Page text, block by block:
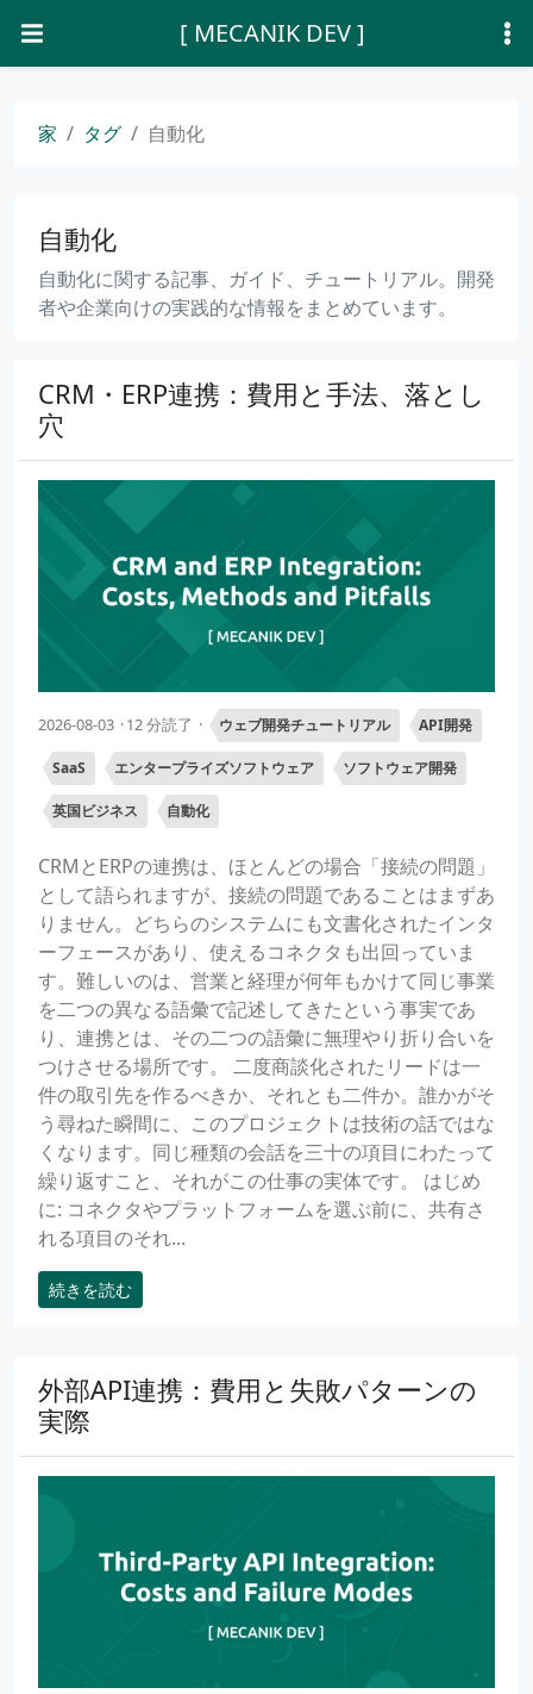
[ MECANIK DEV ]
家 タグ 自動化
自動化
自動化に関する記事、ガイド、チュートリアル。開発
者や企業向けの実践的な情報をまとめています。
CRM・ERP連携：費用と手法、落とし
穴
2026-08-03 12 分読了 ウェブ開発チュートリアル API開発
SaaS エンタープライズソフトウェア ソフトウェア開発
英国ビジネス 自動化
CRMとERPの連携は、ほとんどの場合「接続の問題」
として語られますが、接続の問題であることはまずあ
りません。どちらのシステムにも文書化されたインタ
ーフェースがあり、使えるコネクタも出回っていま
す。難しいのは、営業と経理が何年もかけて同じ事業
を二つの異なる語彙で記述してきたという事実であ
り、連携とは、その二つの語彙に無理やり折り合いを
つけさせる場所です。 二度商談化されたリードは一
件の取引先を作るべきか、それとも二件か。誰かがそ
う尋ねた瞬間に、このプロジェクトは技術の話ではな
くなります。同じ種類の会話を三十の項目にわたって
繰り返すこと、それがこの仕事の実体です。 はじめ
に: コネクタやプラットフォームを選ぶ前に、共有さ
れる項目のそれ...
続きを読む
外部API連携：費用と失敗パターンの
実際